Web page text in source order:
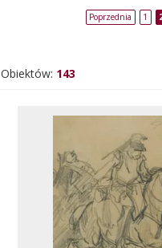
Poprzednia 1
Obiektów: 143